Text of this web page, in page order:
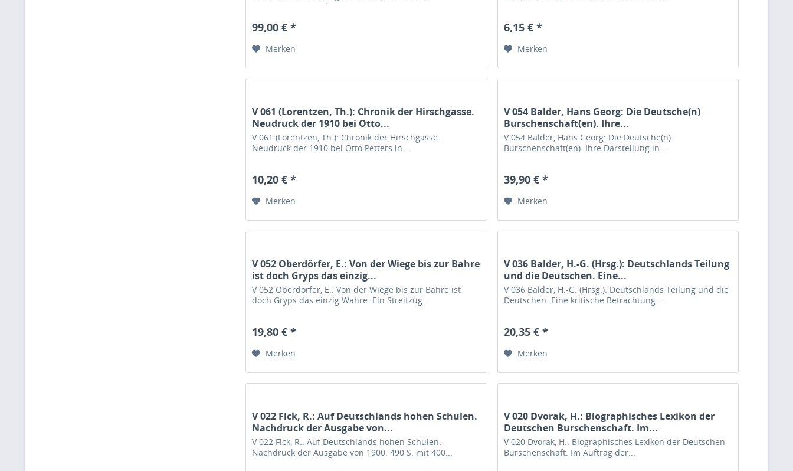
Korporationen und...
99,00 € *
Merken
6,15 € *
Merken
V 061 (Lorentzen, Th.): Chronik der Hirschgasse.
Neudruck der 1910 bei Otto...
V 061 (Lorentzen, Th.): Chronik der Hirschgasse.
Neudruck der 1910 bei Otto Petters in...
10,20 € *
Merken
V 054 Balder, Hans Georg: Die Deutsche(n)
Burschenschaft(en). Ihre...
V 054 Balder, Hans Georg: Die Deutsche(n)
Burschenschaft(en). Ihre Darstellung in...
39,90 € *
Merken
V 052 Oberdörfer, E.: Von der Wiege bis zur Bahre
ist doch Gryps das einzig...
V 052 Oberdörfer, E.: Von der Wiege bis zur Bahre ist
doch Gryps das einzig Wahre. Ein Streifzug...
19,80 € *
Merken
V 036 Balder, H.-G. (Hrsg.): Deutschlands Teilung
und die Deutschen. Eine...
V 036 Balder, H.-G. (Hrsg.): Deutschlands Teilung und die
Deutschen. Eine kritische Betrachtung...
20,35 € *
Merken
V 022 Fick, R.: Auf Deutschlands hohen Schulen.
Nachdruck der Ausgabe von...
V 022 Fick, R.: Auf Deutschlands hohen Schulen.
Nachdruck der Ausgabe von 1900. 490 S. mit 400...
V 020 Dvorak, H.: Biographisches Lexikon der
Deutschen Burschenschaft. Im...
V 020 Dvorak, H.: Biographisches Lexikon der Deutschen
Burschenschaft. Im Auftrag der...